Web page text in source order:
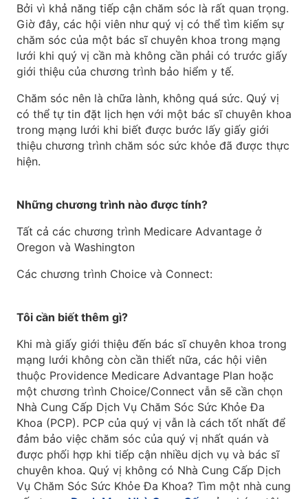
Bởi vì khả năng tiếp cận chăm sóc là rất quan trọng.
Giờ đây, các hội viên như quý vị có thể tìm kiếm sự
chăm sóc của một bác sĩ chuyên khoa trong mạng
lưới khi quý vị cần mà không cần phải có trước giấy
giới thiệu của chương trình bảo hiểm y tế.
Chăm sóc nên là chữa lành, không quá sức. Quý vị
có thể tự tin đặt lịch hẹn với một bác sĩ chuyên khoa
trong mạng lưới khi biết được bước lấy giấy giới
thiệu chương trình chăm sóc sức khỏe đã được thực
hiện.
Những chương trình nào được tính?
Tất cả các chương trình Medicare Advantage ở
Oregon và Washington
Các chương trình Choice và Connect:
Tôi cần biết thêm gì?
Khi mà giấy giới thiệu đến bác sĩ chuyên khoa trong
mạng lưới không còn cần thiết nữa, các hội viên
thuộc Providence Medicare Advantage Plan hoặc
một chương trình Choice/Connect vẫn sẽ cần chọn
Nhà Cung Cấp Dịch Vụ Chăm Sóc Sức Khỏe Đa
Khoa (PCP). PCP của quý vị vẫn là cách tốt nhất để
đảm bảo việc chăm sóc của quý vị nhất quán và
được phối hợp khi tiếp cận nhiều dịch vụ và bác sĩ
chuyên khoa. Quý vị không có Nhà Cung Cấp Dịch
Vụ Chăm Sóc Sức Khỏe Đa Khoa? Tìm một nhà cung